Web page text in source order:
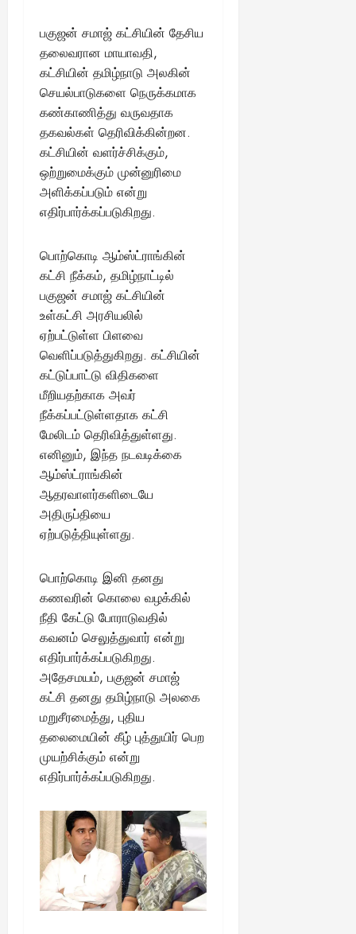
பகுஜன் சமாஜ் கட்சியின் தேசிய
தலைவரான மாயாவதி,
கட்சியின் தமிழ்நாடு அலகின்
செயல்பாடுகளை நெருக்கமாக
கண்காணித்து வருவதாக
தகவல்கள் தெரிவிக்கின்றன.
கட்சியின் வளர்ச்சிக்கும்,
ஒற்றுமைக்கும் முன்னுரிமை
அளிக்கப்படும் என்று
எதிர்பார்க்கப்படுகிறது.
பொற்கொடி ஆம்ஸ்ட்ராங்கின்
கட்சி நீக்கம், தமிழ்நாட்டில்
பகுஜன் சமாஜ் கட்சியின்
உள்கட்சி அரசியலில்
ஏற்பட்டுள்ள பிளவை
வெளிப்படுத்துகிறது. கட்சியின்
கட்டுப்பாட்டு விதிகளை
மீறியதற்காக அவர்
நீக்கப்பட்டுள்ளதாக கட்சி
மேலிடம் தெரிவித்துள்ளது.
எனினும், இந்த நடவடிக்கை
ஆம்ஸ்ட்ராங்கின்
ஆதரவாளர்களிடையே
அதிருப்தியை
ஏற்படுத்தியுள்ளது.
பொற்கொடி இனி தனது
கணவரின் கொலை வழக்கில்
நீதி கேட்டு போராடுவதில்
கவனம் செலுத்துவார் என்று
எதிர்பார்க்கப்படுகிறது.
அதேசமயம், பகுஜன் சமாஜ்
கட்சி தனது தமிழ்நாடு அலகை
மறுசீரமைத்து, புதிய
தலைமையின் கீழ் புத்துயிர் பெற
முயற்சிக்கும் என்று
எதிர்பார்க்கப்படுகிறது.